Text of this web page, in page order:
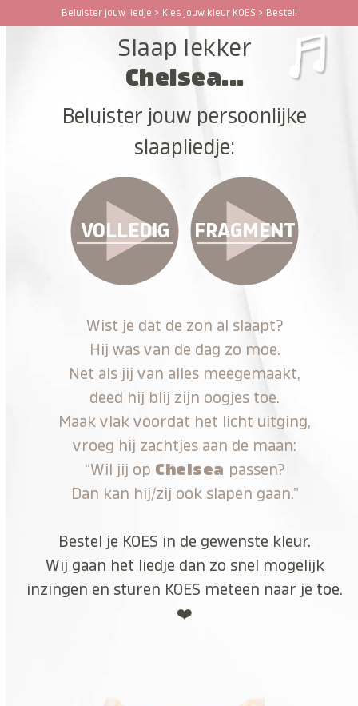
Beluister jouw liedje > Kies jouw kleur KOES > Bestel!
Open
Close
Slaap lekker
Chelsea...
Beluister jouw persoonlijke
slaapliedje:
VOLLEDIG FRAGMENT
Wist je dat de zon al slaapt?
Hij was van de dag zo moe.
Net als jij van alles meegemaakt,
deed hij blij zijn oogjes toe.
Maak vlak voordat het licht uitging,
vroeg hij zachtjes aan de maan:
“Wil jij op Chelsea passen?
Dan kan hij/zij ook slapen gaan.”
Bestel je KOES in de gewenste kleur.
Wij gaan het liedje dan zo snel mogelijk
inzingen en sturen KOES meteen naar je toe.
❤️